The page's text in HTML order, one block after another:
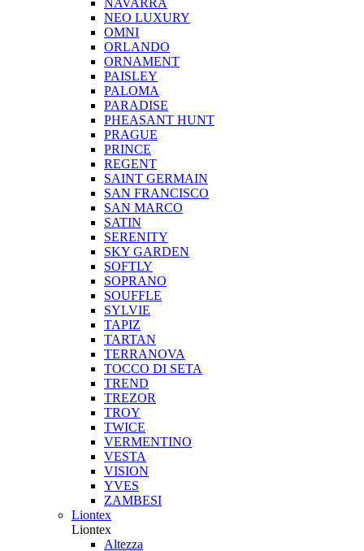
NAVARRA
NEO LUXURY
OMNI
ORLANDO
ORNAMENT
PAISLEY
PALOMA
PARADISE
PHEASANT HUNT
PRAGUE
PRINCE
REGENT
SAINT GERMAIN
SAN FRANCISCO
SAN MARCO
SATIN
SERENITY
SKY GARDEN
SOFTLY
SOPRANO
SOUFFLE
SYLVIE
TAPIZ
TARTAN
TERRANOVA
TOCCO DI SETA
TREND
TREZOR
TROY
TWICE
VERMENTINO
VESTA
VISION
YVES
ZAMBESI
Liontex
Liontex
Altezza